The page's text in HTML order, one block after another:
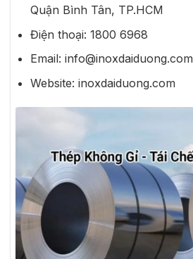
Quận Bình Tân, TP.HCM
Điện thoại: 1800 6968
Email: info@inoxdaiduong.com
Website: inoxdaiduong.com